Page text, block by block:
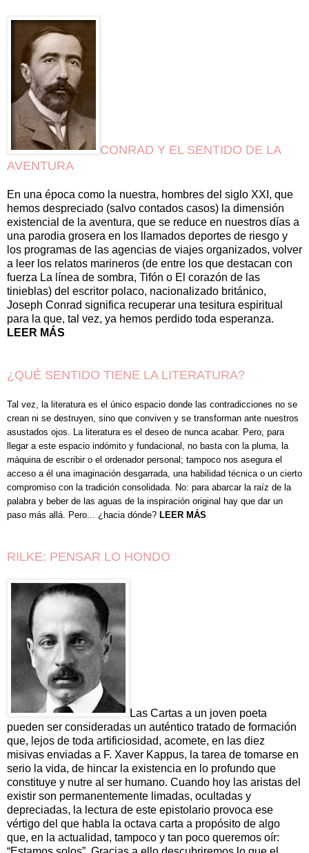
CONRAD Y EL SENTIDO DE LA
AVENTURA
En una época como la nuestra, hombres del siglo XXI, que
hemos despreciado (salvo contados casos) la dimensión
existencial de la aventura, que se reduce en nuestros días a
una parodia grosera en los llamados deportes de riesgo y
los programas de las agencias de viajes organizados, volver
a leer los relatos marineros (de entre los que destacan con
fuerza La línea de sombra, Tifón o El corazón de las
tinieblas) del escritor polaco, nacionalizado británico,
Joseph Conrad significa recuperar una tesitura espiritual
para la que, tal vez, ya hemos perdido toda esperanza.
LEER MÁS
¿QUÉ SENTIDO TIENE LA LITERATURA?
Tal vez, la literatura es el único espacio donde las contradicciones no se
crean ni se destruyen, sino que conviven y se transforman ante nuestros
asustados ojos. La literatura es el deseo de nunca acabar. Pero, para
llegar a este espacio indómito y fundacional, no basta con la pluma, la
máquina de escribir o el ordenador personal; tampoco nos asegura el
acceso a él una imaginación desgarrada, una habilidad técnica o un cierto
compromiso con la tradición consolidada. No: para abarcar la raíz de la
palabra y beber de las aguas de la inspiración original hay que dar un
paso más allá. Pero... ¿hacia dónde? LEER MÁS
RILKE: PENSAR LO HONDO
Las Cartas a un joven poeta
pueden ser consideradas un auténtico tratado de formación
que, lejos de toda artificiosidad, acomete, en las diez
misivas enviadas a F. Xaver Kappus, la tarea de tomarse en
serio la vida, de hincar la existencia en lo profundo que
constituye y nutre al ser humano. Cuando hoy las aristas del
existir son permanentemente limadas, ocultadas y
depreciadas, la lectura de este epistolario provoca ese
vértigo del que habla la octava carta a propósito de algo
que, en la actualidad, tampoco y tan poco queremos oír: